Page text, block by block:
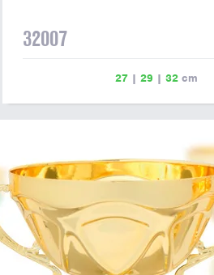
32007
27| 29 | 32cm